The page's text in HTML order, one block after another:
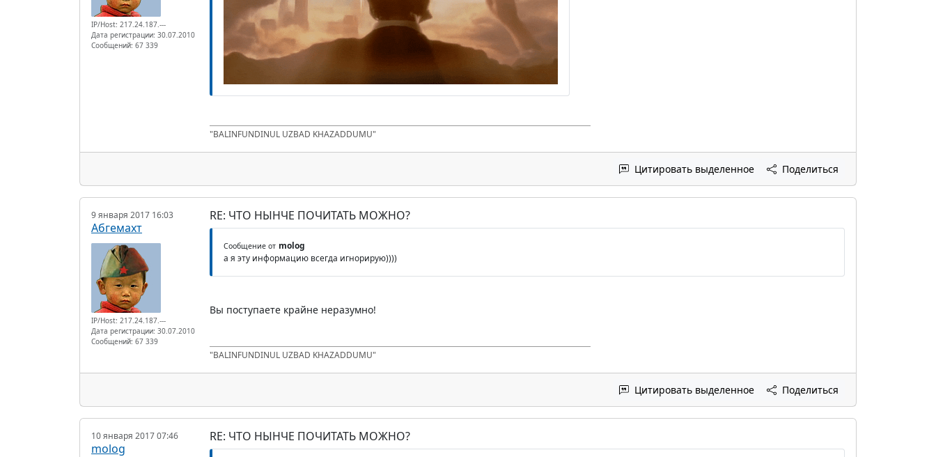
IP/Host: 217.24.187.---
Дата регистрации: 30.07.2010
Сообщений: 67 339
"BALINFUNDINUL UZBAD KHAZADDUMU"
Цитировать выделенное Поделиться
9 января 2017 16:03
Абгемахт
IP/Host: 217.24.187.---
Дата регистрации: 30.07.2010
Сообщений: 67 339
RE: ЧТО НЫНЧЕ ПОЧИТАТЬ МОЖНО?
Сообщение от molog
а я эту информацию всегда игнорирую))))
Вы поступаете крайне неразумно!
"BALINFUNDINUL UZBAD KHAZADDUMU"
Цитировать выделенное Поделиться
10 января 2017 07:46
molog
RE: ЧТО НЫНЧЕ ПОЧИТАТЬ МОЖНО?